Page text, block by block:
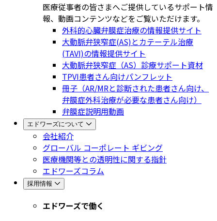
医療従事者の皆さまへご提供しているサポート情
報、動画コンテンツなどをご覧いただけます。
外科的心臓弁膜症治療の情報提供サイト
大動脈弁狭窄症(AS)とカテーテル治療
(TAVI)の情報提供サイト
大動脈弁狭窄症（AS）診療サポート資材
TPVI患者さん向けパンフレット
冊子（AR/MRと診断された患者さん向け、
弁膜症外科治療が必要な患者さん向け）
弁膜症説明用動画
エドワーズについて
会社紹介
グローバル コーポレート ギビング
医療機関等との透明性に関する指針
エドワーズコラム
採用情報
エドワーズで働く